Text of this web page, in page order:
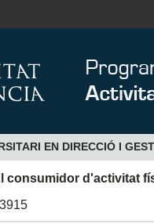
EN DIRECCIÓ I
consumidor d'activitat